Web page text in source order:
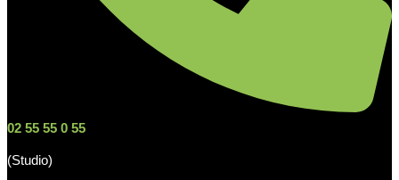
02 55 55 0 55
(Studio)